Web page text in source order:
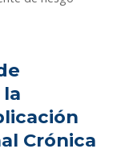
Crónica